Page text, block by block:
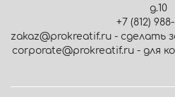
д.10
+7 (812)
zakaz@prokreatif.ru - сделать
corporate@prokreatif.ru - для